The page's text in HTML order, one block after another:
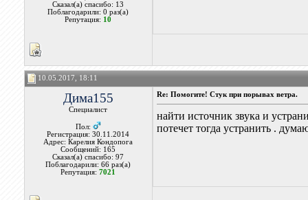
Сказал(а) спасибо: 13
Поблагодарили: 0 раз(а)
Репутация: 10
10.05.2017, 18:11
Дима155
Специалист
Пол:
Регистрация: 30.11.2014
Адрес: Карелия Кондопога
Сообщений: 165
Сказал(а) спасибо: 97
Поблагодарили: 66 раз(а)
Репутация:7021
Re: Помогите! Стук при порывах ветра.
найти источник звука и
потечет тогда устранить .